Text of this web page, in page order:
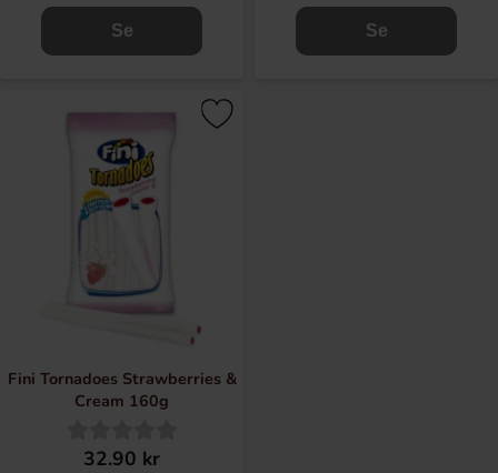
Se Se
Fini Tornadoes Strawberries &
Cream 160g
32.90 kr